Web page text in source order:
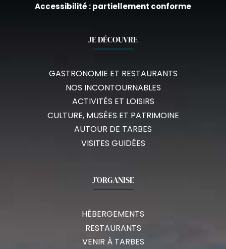
Accessibilité : partiellement conforme
JE DÉCOUVRE
GASTRONOMIE ET RESTAURANTS
NOS INCONTOURNABLES
ACTIVITÉS ET LOISIRS
CULTURE, MUSÉES ET PATRIMOINE
AUTOUR DE TARBES
VISITES GUIDÉES
J’ORGANISE
HÉBERGEMENTS
RESTAURANTS
VENIR À TARBES